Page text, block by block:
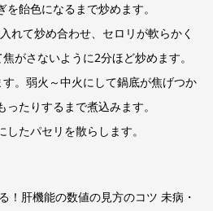
飴色になるまで炒めます。
れて炒め合わせ、セロリが軟らかく
がさないように2分ほど炒めます。
。弱火～中火にして鍋底が焦げつか
たりするまで煮込みます。
たパセリを散らします。
！肝機能の数値の見方のコツ 未病・